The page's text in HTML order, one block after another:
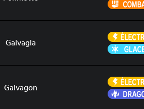
Galvagla
Galvagon